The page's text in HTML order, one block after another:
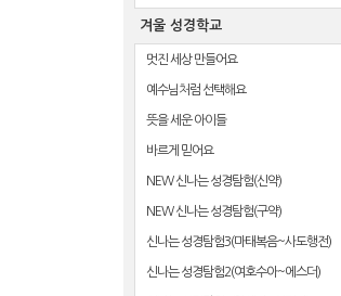
겨울 성경학교
멋진 세상 만들어요
예수님처럼 선택해요
뜻을 세운 아이들
바르게 믿어요
NEW 신나는 성경탐험(신약)
NEW 신나는 성경탐험(구약)
신나는 성경탐험3(마태복음~사도행전)
신나는 성경탐험2(여호수아~에스더)